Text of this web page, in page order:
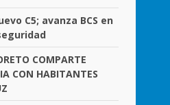
C5; avanza BCS en
COMPARTE
CON HABITANTES